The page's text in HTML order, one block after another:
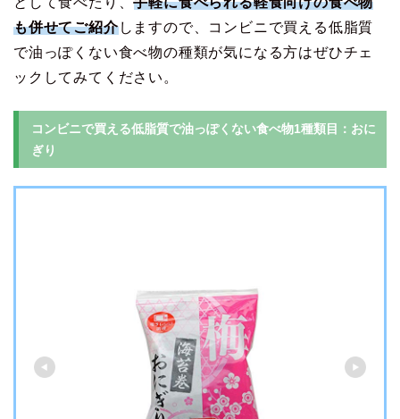
も併せてご紹介しますので、コンビニで買える低脂質
で油っぽくない食べ物の種類が気になる方はぜひチェ
ックしてみてください。
コンビニで買える低脂質で油っぽくない食べ物1種類目：おに
ぎり